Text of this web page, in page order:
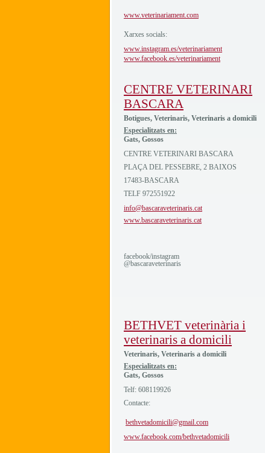
www.veterinariament.com
Xarxes socials:
www.instagram.es/veterinariament
www.facebook.es/veterinariament
CENTRE VETERINARI
BASCARA
Botigues, Veterinaris, Veterinaris a domicili
Especialitzats en:
Gats, Gossos
CENTRE VETERINARI BASCARA
PLAÇA DEL PESSEBRE, 2 BAIXOS
17483-BASCARA
TELF 972551922
info@bascaraveterinaris.cat
www.bascaraveterinaris.cat
facebook/instagram
@bascaraveterinaris
BETHVET veterinària i
veterinaris a domicili
Veterinaris, Veterinaris a domicili
Especialitzats en:
Gats, Gossos
Telf: 608119926
Contacte:
bethvetadomicili@gmail.com
www.facebook.com/bethvetadomicili